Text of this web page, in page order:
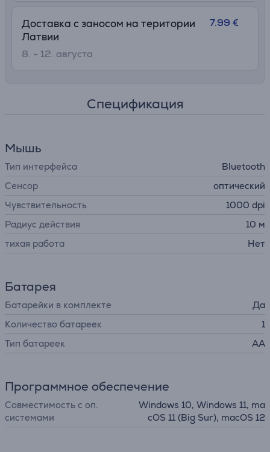
Доставка с заносом на територии
Латвии
8. - 12. августа
7.99 €
Спецификация
Мышь
Тип интерфейса
Bluetooth
Сенсор
оптический
Чувствительность
1000 dpi
Радиус действия
10 м
тихая работа
Нет
Батарея
Батарейки в комплекте
Да
Количество батареек
1
Тип батареек
AA
Программное обеспечение
Совместимость с оп.
системами
Windows 10, Windows 11, ma
cOS 11 (Big Sur), macOS 12